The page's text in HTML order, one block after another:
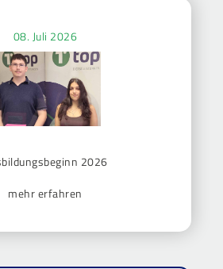
08. Juli 2026
2026
mehr erfahren